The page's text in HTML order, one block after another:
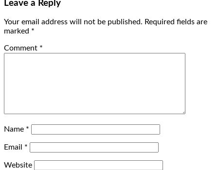
Leave a Reply
Your email address will not be published. Required fields are
marked *
Comment *
Name *
Email *
Website